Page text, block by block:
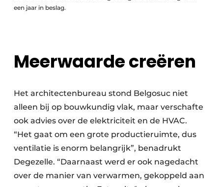
een jaar in beslag.
Meerwaarde creëren
Het architectenbureau stond Belgosuc niet
alleen bij op bouwkundig vlak, maar verschafte
ook advies over de elektriciteit en de HVAC.
“Het gaat om een grote productieruimte, dus
ventilatie is enorm belangrijk”, benadrukt
Degezelle. “Daarnaast werd er ook nagedacht
over de manier van verwarmen, gekoppeld aan